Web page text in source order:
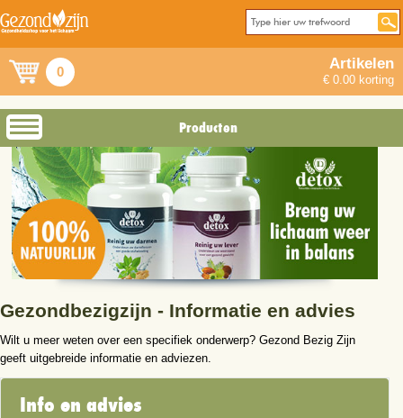
0 Artikelen
€ 0.00 korting
Producten
Gezondbezigzijn - Informatie en advies
Wilt u meer weten over een specifiek onderwerp? Gezond Bezig Zijn
geeft uitgebreide informatie en adviezen.
Info en advies